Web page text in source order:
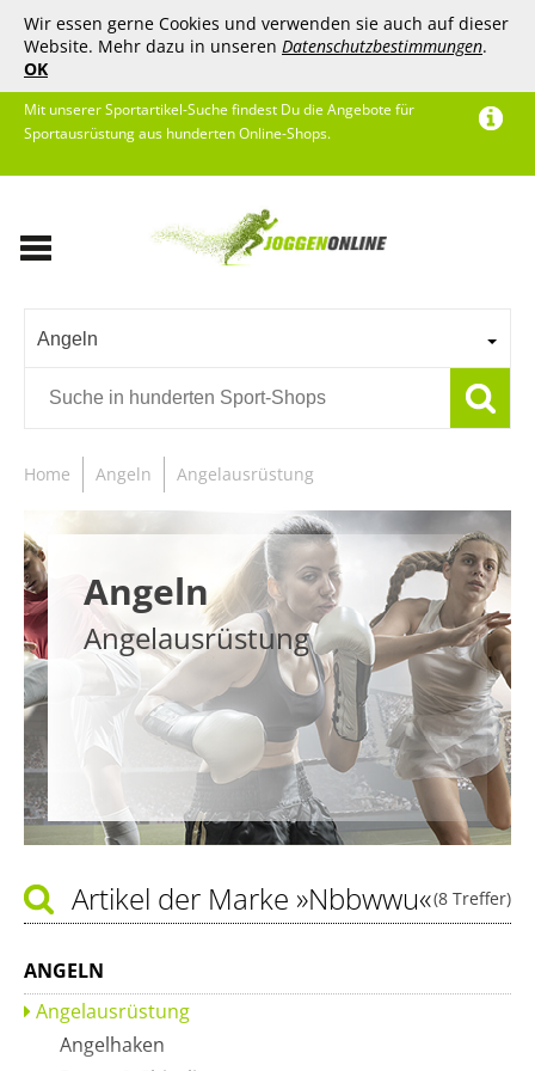
Wir essen gerne Cookies und verwenden sie auch auf dieser
Website. Mehr dazu in unseren Datenschutzbestimmungen.
OK
Mit unserer Sportartikel-Suche findest Du die Angebote für
Sportausrüstung aus hunderten Online-Shops.
Angeln
Home Angeln Angelausrüstung
Angeln
Angelausrüstung
(8 Treffer)
Artikel der Marke »Nbbwwu«
ANGELN
Angelausrüstung
Angelhaken